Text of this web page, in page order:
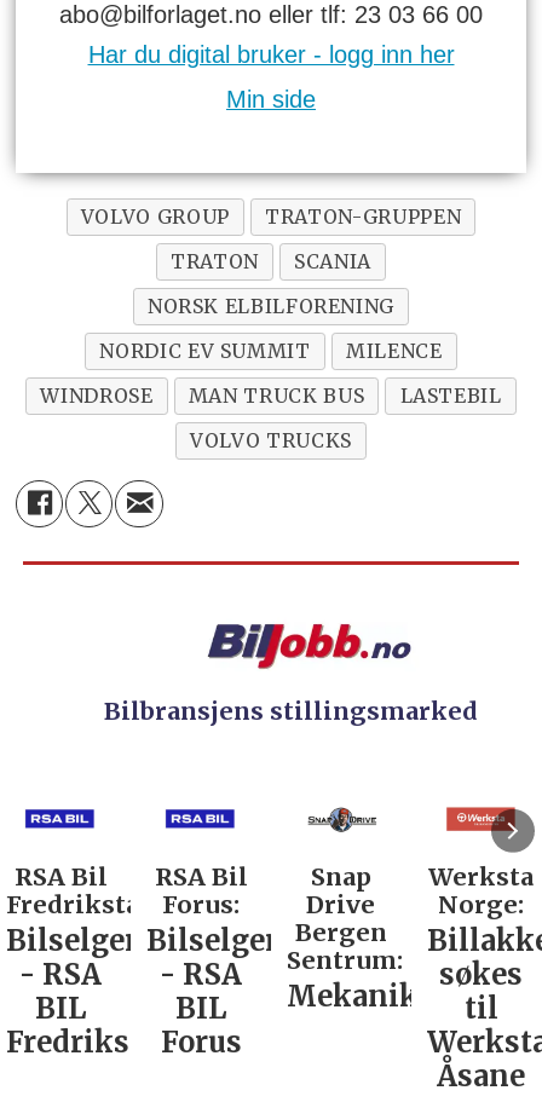
abo@bilforlaget.no eller tlf: 23 03 66 00
Har du digital bruker - logg inn her
Min side
VOLVO GROUP
TRATON-GRUPPEN
TRATON
SCANIA
NORSK ELBILFORENING
NORDIC EV SUMMIT
MILENCE
WINDROSE
MAN TRUCK BUS
LASTEBIL
VOLVO TRUCKS
Bilbransjens stillingsmarked
RSA Bil
Forus:
Bilselger
- RSA
BIL
Forus
Snap
Drive
Bergen
Sentrum:
Mekaniker
Werksta
Norge:
Billakkerer
søkes
til
Rodin &
Co AS: